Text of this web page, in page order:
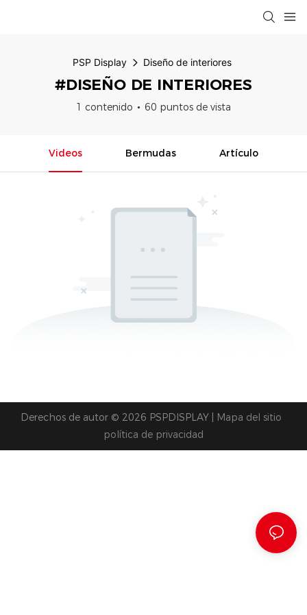
PSP Display Diseño de interiores
#DISEÑO DE INTERIORES
1 contenido 60 puntos de vista
Videos Bermudas Artículo
Derechos de autor © 2026 PSPDISPLAY |
Mapa del sitio
política de privacidad